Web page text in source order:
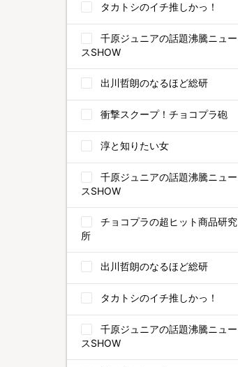
タカトシのイチ推しかっ！
千原ジュニアの話題沸騰ニュー
スSHOW
出川哲朗のなるほど総研
衝撃スクープ！チョコプラ砲
淳と知りたい女
千原ジュニアの話題沸騰ニュー
スSHOW
チョコプラの超ヒット商品研究
所
出川哲朗のなるほど総研
タカトシのイチ推しかっ！
千原ジュニアの話題沸騰ニュー
スSHOW